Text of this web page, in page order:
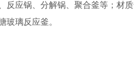
反应锅、分解锅、聚合釜等；材
玻璃反应釜。